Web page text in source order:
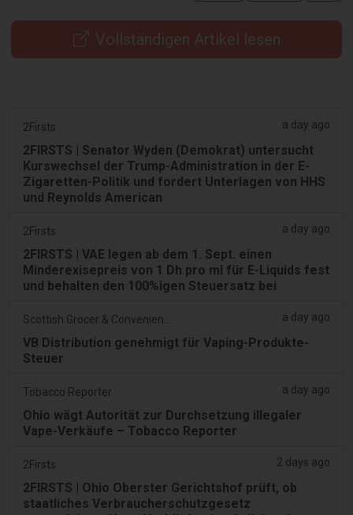
Vollständigen Artikel lesen
2Firsts a day ago
2FIRSTS | Senator Wyden (Demokrat) untersucht
Kurswechsel der Trump-Administration in der E-
Zigaretten-Politik und fordert Unterlagen von HHS
und Reynolds American
2Firsts a day ago
2FIRSTS | VAE legen ab dem 1. Sept. einen
Minderexisepreis von 1 Dh pro ml für E-Liquids fest
und behalten den 100%igen Steuersatz bei
a day ago
VB Distribution genehmigt für Vaping-Produkte-
Steuer
Tobacco Reporter a day ago
Ohio wägt Autorität zur Durchsetzung illegaler
Vape-Verkäufe – Tobacco Reporter
2Firsts 2 days ago
2FIRSTS | Ohio Oberster Gerichtshof prüft, ob
staatliches Verbraucherschutzgesetz